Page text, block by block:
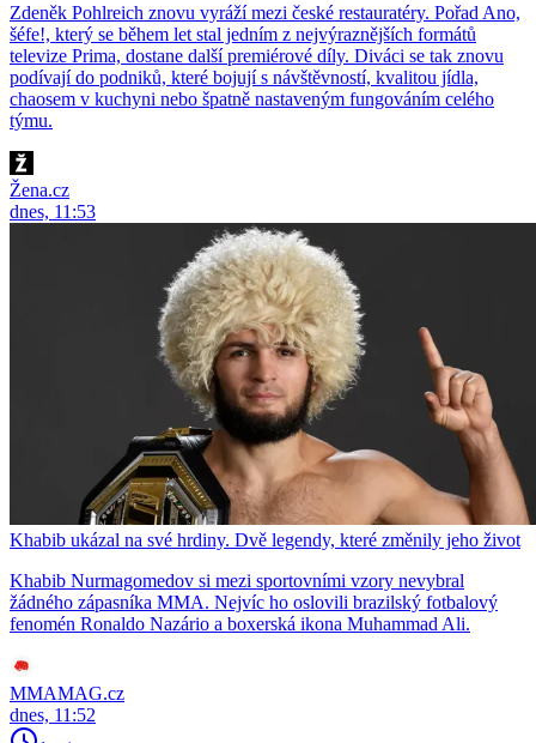
Zdeněk Pohlreich znovu vyráží mezi české restauratéry. Pořad Ano,
šéfe!, který se během let stal jedním z nejvýraznějších formátů
televize Prima, dostane další premiérové díly. Diváci se tak znovu
podívají do podniků, které bojují s návštěvností, kvalitou jídla,
chaosem v kuchyni nebo špatně nastaveným fungováním celého
týmu.
Žena.cz
dnes, 11:53
Khabib ukázal na své hrdiny. Dvě legendy, které změnily jeho život
Khabib Nurmagomedov si mezi sportovními vzory nevybral
žádného zápasníka MMA. Nejvíc ho oslovili brazilský fotbalový
fenomén Ronaldo Nazário a boxerská ikona Muhammad Ali.
MMAMAG.cz
dnes, 11:52